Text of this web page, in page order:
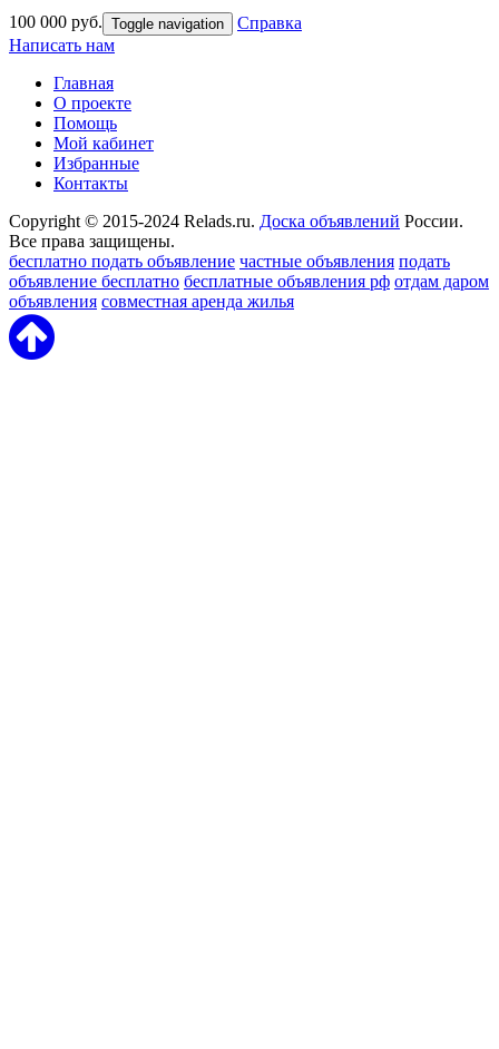
100 000 руб. Toggle navigation
Справка
Написать нам
Главная
О проекте
Помощь
Мой кабинет
Избранные
Контакты
Copyright © 2015-2024 Relads.ru. Доска объявлений России.
Все права защищены.
бесплатно подать объявление частные объявления подать
объявление бесплатно бесплатные объявления рф отдам даром
объявления совместная аренда жилья